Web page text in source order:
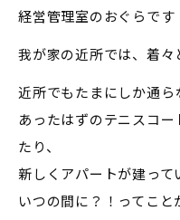
経営管理室のおぐらです
我が家の近所では、着々
近所でもたまにしか通ら
あったはずのテニスコ
たり、
新しくアパートが建って
いつの間に？！ってこと